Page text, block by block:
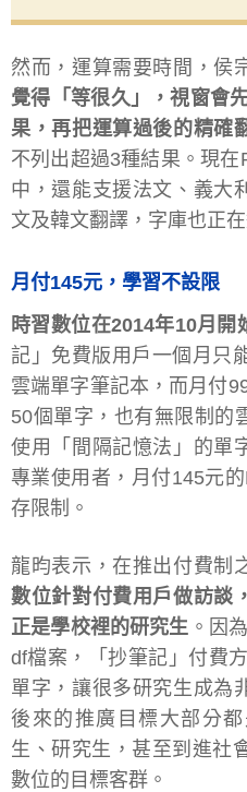
然而，運算需要時間，侯
覺得「等很久」，視窗會
果，再把運算過後的精確
不列出超過3種結果。現在
中，還能支援法文、義大
文及韓文翻譯，字庫也正
月付145元，學習不設限
時習數位在2014年10月開
記」免費版用戶一個月只
雲端單字筆記本，而月付
50個單字，也有無限制的
使用「間隔記憶法」的單
專業使用者，月付145元
存限制。
龍昀表示，在推出付費制
數位針對付費用戶做訪談
正是學校裡的研究生 。因
df檔案，「抄筆記」付費
單字，讓很多研究生成為
後來的推廣目標大部分
生、研究生，甚至到進社
數位的目標客群。